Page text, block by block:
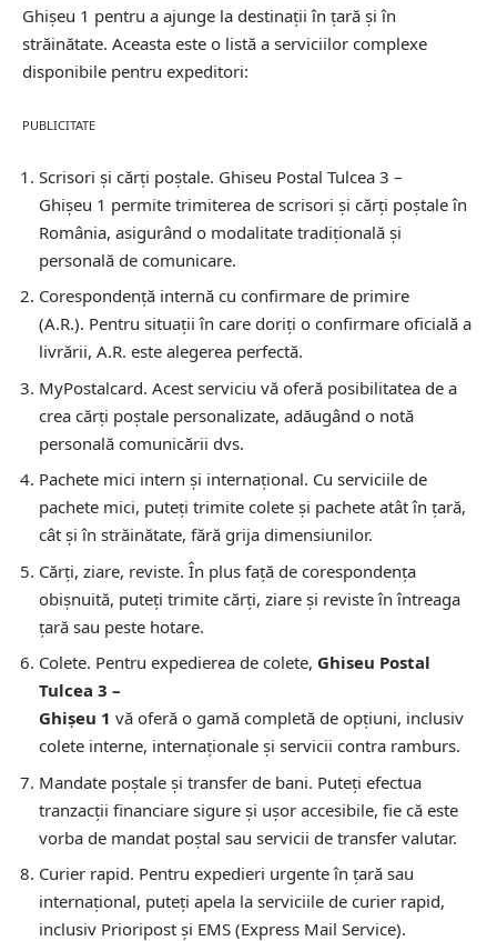
Ghişeu 1 pentru a ajunge la destinații în țară și în
străinătate. Aceasta este o listă a serviciilor complexe
disponibile pentru expeditori:
PUBLICITATE
Scrisori și cărți poștale. Ghiseu Postal Tulcea 3 –
Ghişeu 1 permite trimiterea de scrisori și cărți poștale în
România, asigurând o modalitate tradițională și
personală de comunicare.
Corespondență internă cu confirmare de primire
(A.R.). Pentru situații în care doriți o confirmare oficială a
livrării, A.R. este alegerea perfectă.
MyPostalcard. Acest serviciu vă oferă posibilitatea de a
crea cărți poștale personalizate, adăugând o notă
personală comunicării dvs.
Pachete mici intern și internațional. Cu serviciile de
pachete mici, puteți trimite colete și pachete atât în țară,
cât și în străinătate, fără grija dimensiunilor.
Cărți, ziare, reviste. În plus față de corespondența
obișnuită, puteți trimite cărți, ziare și reviste în întreaga
țară sau peste hotare.
Colete. Pentru expedierea de colete, Ghiseu Postal
Tulcea 3 –
Ghişeu 1 vă oferă o gamă completă de opțiuni, inclusiv
colete interne, internaționale și servicii contra ramburs.
Mandate poștale și transfer de bani. Puteți efectua
tranzacții financiare sigure și ușor accesibile, fie că este
vorba de mandat poștal sau servicii de transfer valutar.
Curier rapid. Pentru expedieri urgente în țară sau
internațional, puteți apela la serviciile de curier rapid,
inclusiv Prioripost și EMS (Express Mail Service).